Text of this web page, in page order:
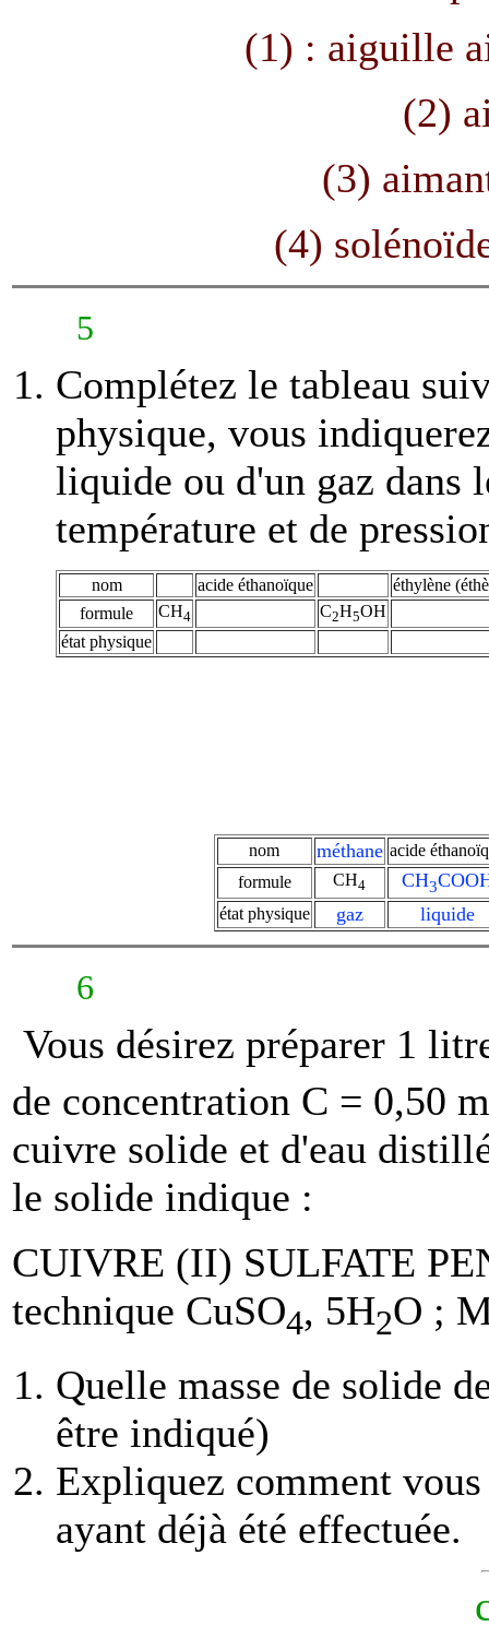
(1) : aiguille
(2)
(3)
(4)
5
Complétez le tableau
physique, vous
liquide ou d'un gaz dans
température et de
nom acide éthanoïque
éthylène
formule
CH4 C2H5OH
état physique
nom méthane acide
formule
CH4 CH3
état physique gaz liquide
6
Vous désirez préparer 1
de concentration C = 0,50
cuivre solide et d'eau
le solide indique :
CUIVRE (II) SULFATE
technique CuSO4, 5H2O ;
Quelle masse de solide
être indiqué)
Expliquez comment
ayant déjà été effectuée.